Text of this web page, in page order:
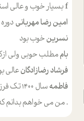
fبسیار خوب و عالی
امین رضا مهربانی دوره
نسرینخوب بود
باممطلب حوبی ولی ازکتابهای اقای حلت درکافه بازاریا مایکت میزاشتن رایگان خوب بود ولی
فرشاد رضازادگانعالی بود.
فاطمهسال ۱۴۰۰ تک فرزندم رو از دست دادم و هر چی میگذره حالم بدتر میشه و دلتنگتر تنایی رو ترجیح دادم و معاشرت برام سخت شده
.من می خواهم بدانم که چگونه